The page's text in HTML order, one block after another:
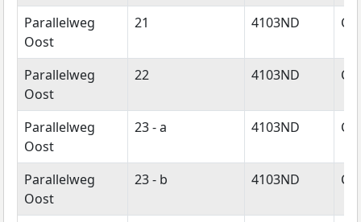
Parallelweg
Oost
21 4103ND
Parallelweg
Oost
22 4103ND
Parallelweg
Oost
23 - a 4103ND
Parallelweg
Oost
23 - b 4103ND